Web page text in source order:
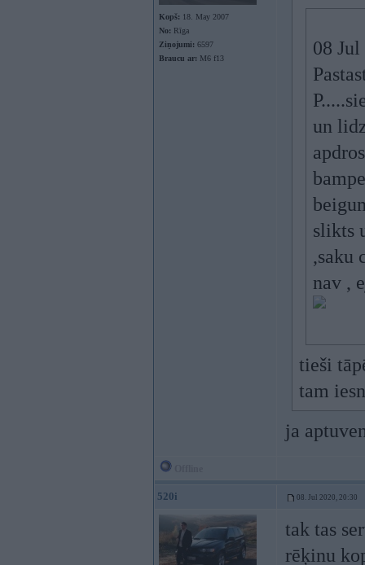
Kopš: 18. May 2007
No: Rīga
Ziņojumi: 6597
Braucu ar: M6 f13
08
un
slikts
,saku
nav ,
tieši
tam
ja
520i 08. Jul 2020, 20:30
tak tas
rēķinu